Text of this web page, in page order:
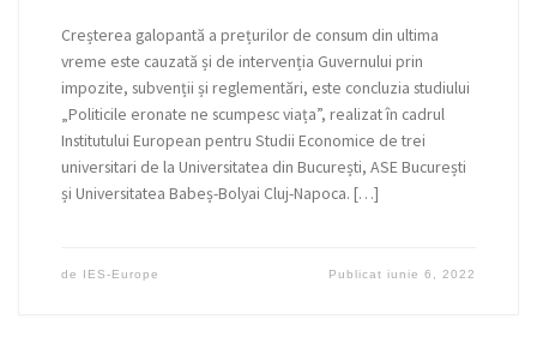
Creșterea galopantă a prețurilor de consum din ultima
vreme este cauzată și de intervenția Guvernului prin
impozite, subvenții și reglementări, este concluzia studiului
„Politicile eronate ne scumpesc viața”, realizat în cadrul
Institutului European pentru Studii Economice de trei
universitari de la Universitatea din București, ASE București
și Universitatea Babeș-Bolyai Cluj-Napoca. […]
de IES-Europe Publicatiunie 6, 2022